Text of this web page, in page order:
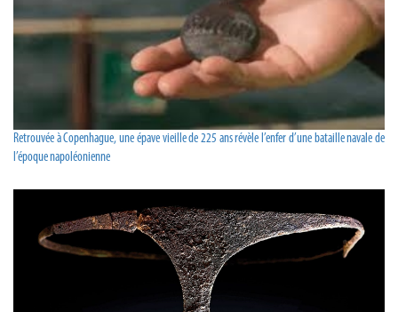
Retrouvée à Copenhague, une épave vieille de 225 ans révèle l’enfer d’une bataille navale de
l’époque napoléonienne